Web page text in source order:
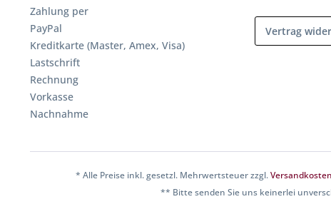
Zahlung per
PayPal
Kreditkarte (Master, Amex, Visa)
Lastschrift
Rechnung
Vorkasse
Nachnahme
Vertrag
* Alle Preise inkl. gesetzl. Mehrwertsteuer zzgl.Versandkosten
** Bitte senden Sie uns keinerlei